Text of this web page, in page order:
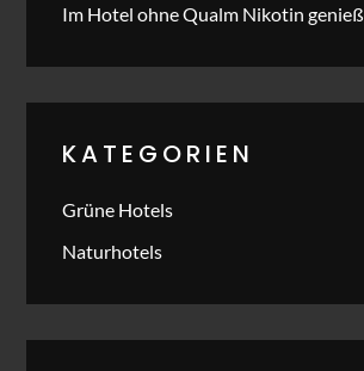
Im Hotel ohne Qualm Nikotin
KATEGORIEN
Grüne Hotels
Naturhotels